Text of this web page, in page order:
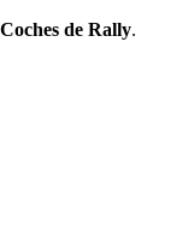
de Rally.